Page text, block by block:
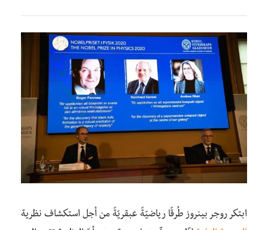
ابتكر روجر بينروز طُرقًا رياضيّةً عبقريّةً من أجل استكشاف نظرية